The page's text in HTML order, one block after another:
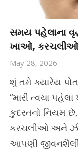
સમય પહેલાના
ખાઓ,
May 28, 2026
શું તમે ક્યારેય
“મારી ત્વચા
કુદરતનો નિયમ
કરચલીઓ અને
આપણી